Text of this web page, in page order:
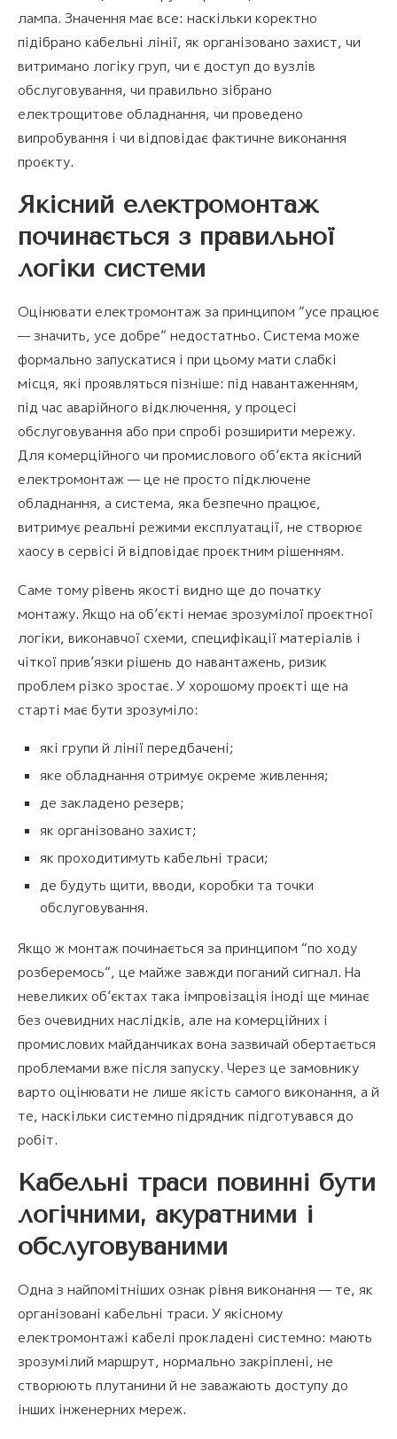
лампа. Значення має все: наскільки коректно
підібрано кабельні лінії, як організовано захист, чи
витримано логіку груп, чи є доступ до вузлів
обслуговування, чи правильно зібрано
електрощитове обладнання, чи проведено
випробування і чи відповідає фактичне виконання
проєкту.
Якісний електромонтаж
починається з правильної
логіки системи
Оцінювати електромонтаж за принципом “усе працює
— значить, усе добре” недостатньо. Система може
формально запускатися і при цьому мати слабкі
місця, які проявляться пізніше: під навантаженням,
під час аварійного відключення, у процесі
обслуговування або при спробі розширити мережу.
Для комерційного чи промислового об’єкта якісний
електромонтаж — це не просто підключене
обладнання, а система, яка безпечно працює,
витримує реальні режими експлуатації, не створює
хаосу в сервісі й відповідає проєктним рішенням.
Саме тому рівень якості видно ще до початку
монтажу. Якщо на об’єкті немає зрозумілої проєктної
логіки, виконавчої схеми, специфікації матеріалів і
чіткої прив’язки рішень до навантажень, ризик
проблем різко зростає. У хорошому проєкті ще на
старті має бути зрозуміло:
які групи й лінії передбачені;
яке обладнання отримує окреме живлення;
де закладено резерв;
як організовано захист;
як проходитимуть кабельні траси;
де будуть щити, вводи, коробки та точки
обслуговування.
Якщо ж монтаж починається за принципом “по ходу
розберемось”, це майже завжди поганий сигнал. На
невеликих об’єктах така імпровізація іноді ще минає
без очевидних наслідків, але на комерційних і
промислових майданчиках вона зазвичай обертається
проблемами вже після запуску. Через це замовнику
варто оцінювати не лише якість самого виконання, а й
те, наскільки системно підрядник підготувався до
робіт.
Кабельні траси повинні бути
логічними, акуратними і
обслуговуваними
Одна з найпомітніших ознак рівня виконання — те, як
організовані кабельні траси. У якісному
електромонтажі кабелі прокладені системно: мають
зрозумілий маршрут, нормально закріплені, не
створюють плутанини й не заважають доступу до
інших інженерних мереж.